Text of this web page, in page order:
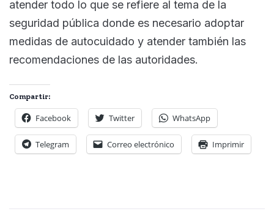
atender todo lo que se refiere al tema de la
seguridad pública donde es necesario adoptar
medidas de autocuidado y atender también las
recomendaciones de las autoridades.
Compartir:
Facebook Twitter WhatsApp
Telegram Correo electrónico Imprimir